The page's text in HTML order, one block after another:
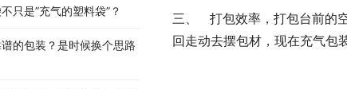
三、   打包效率，打包台前
回走动去摆包材，现在充气包
只是”充气的塑料袋”？
的包装？是时候换个思路